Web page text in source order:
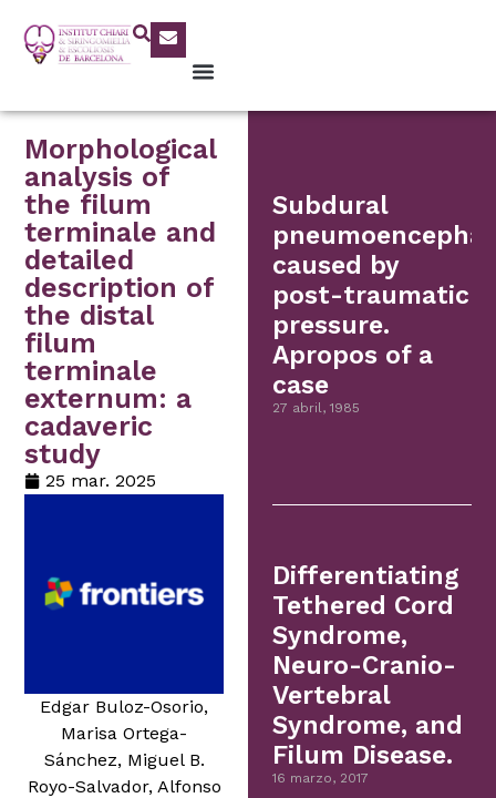
Morphological
analysis of
the filum
terminale and
detailed
description of
the distal
filum
terminale
externum: a
cadaveric
study
25 mar. 2025
Edgar Buloz-Osorio,
Marisa Ortega-
Sánchez, Miguel B.
Royo-Salvador, Alfonso
Subdural
caused by
post-traumatic
pressure.
Apropos of a
case
27 abril, 1985
Differentiating
Tethered Cord
Syndrome,
Neuro-Cranio-
Vertebral
Syndrome, and
Filum Disease.
16 marzo, 2017